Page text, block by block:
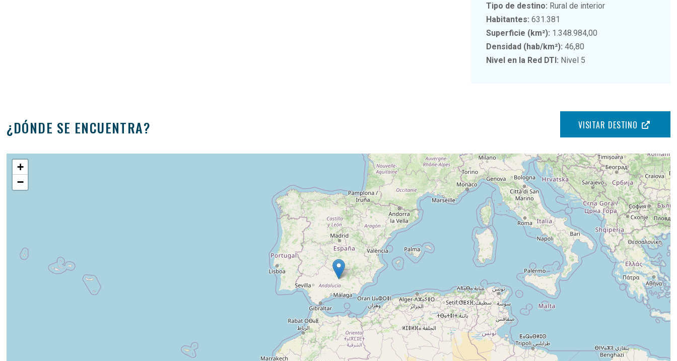
Tipo de destino: Rural de interior
Habitantes: 631.381
Superficie (km²): 1.348.984,00
Densidad (hab/km²): 46,80
Nivel en la Red DTI: Nivel 5
¿DÓNDE SE ENCUENTRA? VISITAR DESTINO
+
−